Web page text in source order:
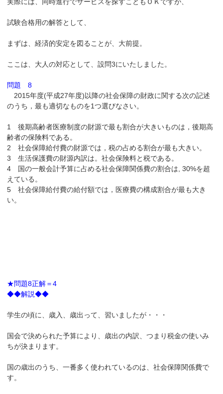
実際には、同時進行でサービスを探すこともＯＫですが、
試験合格用の解答として、
まずは、経済的安定を図ることが、大前提。
ここは、大人の対応として、設問3にいたしました。
問題 8
2015年度(平成27年度)以降の社会保障の財政に関する次の記述
のうち，最も適切なものを1つ選びなさい。
1 後期高齢者医療制度の財源で最も割合が大きいものは，後期高
齢者の保険料である。
2 社会保障給付費の財源では，税の占める割合が最も大きい。
3 生活保護費の財源内訳は。社会保険料と税である。
4 国の一般会計予算に占める社会保障関係費の割合は, 30%を超
えている。
5 社会保障給付費の給付額では，医療費の構成割合が最も大き
い。
★問題8正解＝4
◆◆解説◆◆
学生の頃に、歳入、歳出って、習いましたが・・・
国会で決められた予算により、歳出の内訳、つまり税金の使いみ
ちが決まります。
国の歳出のうち、一番多く使われているのは、社会保障関係費で
す。